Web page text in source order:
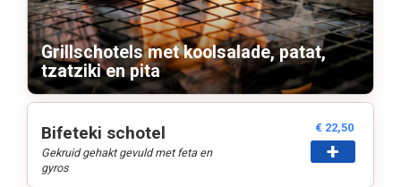
Bestellen
Grillschotels met koolsalade, patat,
tzatziki en pita
Bifeteki schotel
Gekruid gehakt gevuld met feta en
gyros
€ 22,50
+